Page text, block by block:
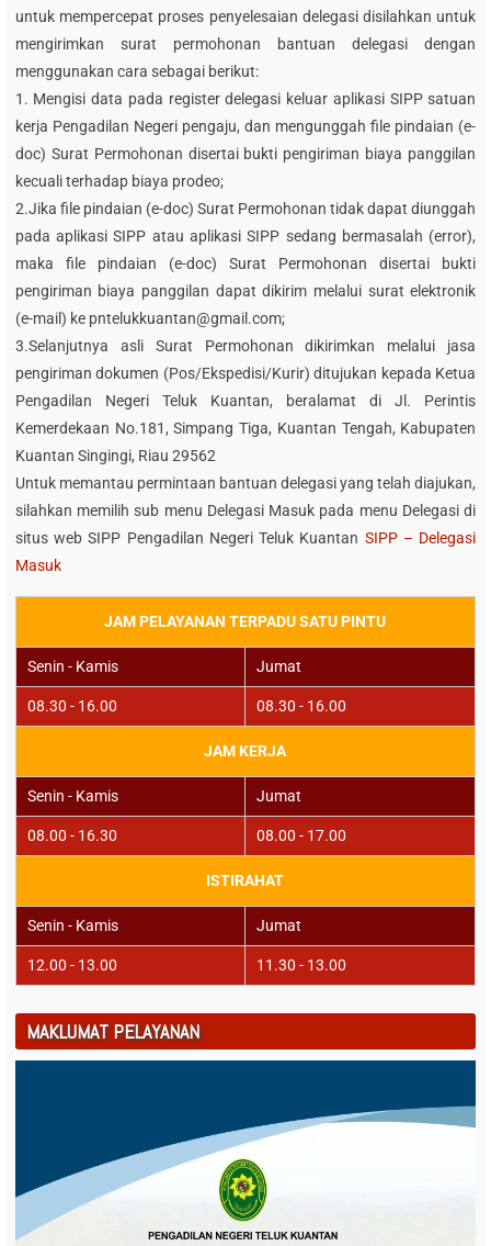
untuk mempercepat proses penyelesaian delegasi disilahkan untuk
mengirimkan surat permohonan bantuan delegasi dengan
menggunakan cara sebagai berikut:
1. Mengisi data pada register delegasi keluar aplikasi SIPP satuan
kerja Pengadilan Negeri pengaju, dan mengunggah file pindaian (e-
doc) Surat Permohonan disertai bukti pengiriman biaya panggilan
kecuali terhadap biaya prodeo;
2.Jika file pindaian (e-doc) Surat Permohonan tidak dapat diunggah
pada aplikasi SIPP atau aplikasi SIPP sedang bermasalah (error),
maka file pindaian (e-doc) Surat Permohonan disertai bukti
pengiriman biaya panggilan dapat dikirim melalui surat elektronik
(e-mail) ke pntelukkuantan@gmail.com;
3.Selanjutnya asli Surat Permohonan dikirimkan melalui jasa
pengiriman dokumen (Pos/Ekspedisi/Kurir) ditujukan kepada Ketua
Pengadilan Negeri Teluk Kuantan, beralamat di Jl. Perintis
Kemerdekaan No.181, Simpang Tiga, Kuantan Tengah, Kabupaten
Kuantan Singingi, Riau 29562
Untuk memantau permintaan bantuan delegasi yang telah diajukan,
silahkan memilih sub menu Delegasi Masuk pada menu Delegasi di
situs web SIPP Pengadilan Negeri Teluk Kuantan SIPP – Delegasi
Masuk
JAM PELAYANAN TERPADU SATU PINTU
Senin - Kamis Jumat
08.30 - 16.00 08.30 - 16.00
JAM KERJA
Senin - Kamis Jumat
08.00 - 16.30 08.00 - 17.00
ISTIRAHAT
Senin - Kamis Jumat
12.00 - 13.00 11.30 - 13.00
MAKLUMAT PELAYANAN